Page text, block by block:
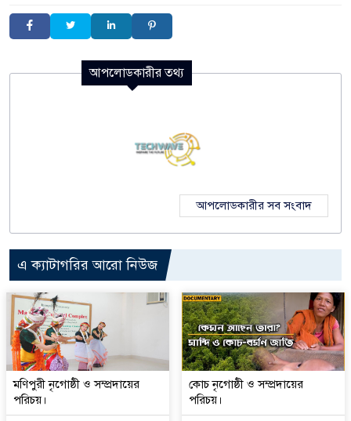
আপলোডকারীর তথ্য
আপলোডকারীর সব সংবাদ
এ ক্যাটাগরির আরো নিউজ
মণিপুরী নৃগোষ্ঠী ও সম্প্রদায়ের
পরিচয়।
কোচ নৃগোষ্ঠী ও সম্প্রদায়ের
পরিচয়।